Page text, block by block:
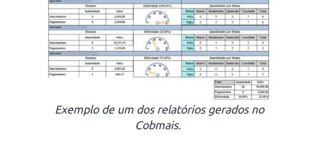
Exemplo de um dos relatórios gerados no
Cobmais.